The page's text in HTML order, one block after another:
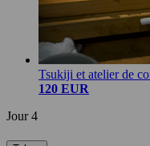
Tsukiji et atelier de
120 EUR
Jour 4